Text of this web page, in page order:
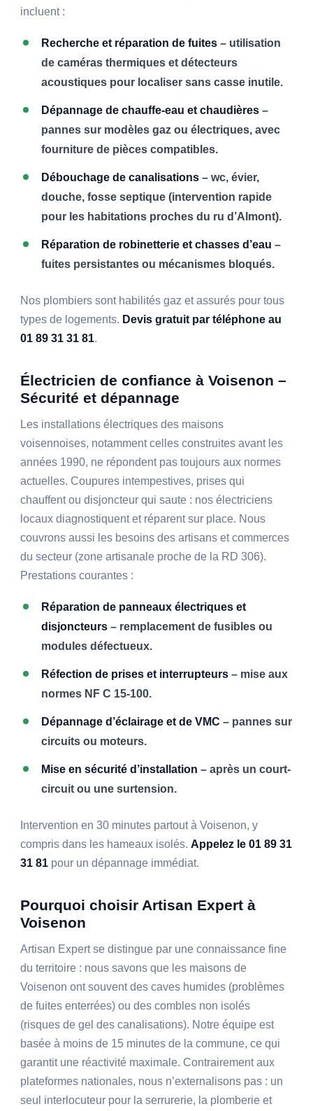
incluent :
Recherche et réparation de fuites – utilisation
de caméras thermiques et détecteurs
acoustiques pour localiser sans casse inutile.
Dépannage de chauffe-eau et chaudières –
pannes sur modèles gaz ou électriques, avec
fourniture de pièces compatibles.
Débouchage de canalisations – wc, évier,
douche, fosse septique (intervention rapide
pour les habitations proches du ru d’Almont).
Réparation de robinetterie et chasses d’eau –
fuites persistantes ou mécanismes bloqués.
Nos plombiers sont habilités gaz et assurés pour tous
types de logements. Devis gratuit par téléphone au
01 89 31 31 81.
Électricien de confiance à Voisenon –
Sécurité et dépannage
Les installations électriques des maisons
voisennoises, notamment celles construites avant les
années 1990, ne répondent pas toujours aux normes
actuelles. Coupures intempestives, prises qui
chauffent ou disjoncteur qui saute : nos électriciens
locaux diagnostiquent et réparent sur place. Nous
couvrons aussi les besoins des artisans et commerces
du secteur (zone artisanale proche de la RD 306).
Prestations courantes :
Réparation de panneaux électriques et
disjoncteurs – remplacement de fusibles ou
modules défectueux.
Réfection de prises et interrupteurs – mise aux
normes NF C 15-100.
Dépannage d’éclairage et de VMC – pannes sur
circuits ou moteurs.
Mise en sécurité d’installation – après un court-
circuit ou une surtension.
Intervention en 30 minutes partout à Voisenon, y
compris dans les hameaux isolés.Appelez le 01 89 31
31 81 pour un dépannage immédiat.
Pourquoi choisir Artisan Expert à
Voisenon
Artisan Expert se distingue par une connaissance fine
du territoire : nous savons que les maisons de
Voisenon ont souvent des caves humides (problèmes
de fuites enterrées) ou des combles non isolés
(risques de gel des canalisations). Notre équipe est
basée à moins de 15 minutes de la commune, ce qui
garantit une réactivité maximale. Contrairement aux
plateformes nationales, nous n’externalisons pas : un
seul interlocuteur pour la serrurerie, la plomberie et